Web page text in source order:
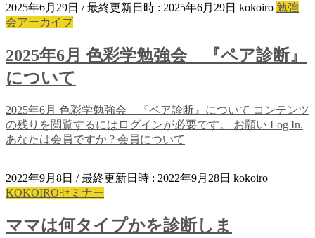
2025年6月29日 / 最終更新日時 : 2025年6月29日 kokoiro 勉強
会アーカイブ
2025年6月 色彩学勉強会 『ペア診断』
について
2025年6月 色彩学勉強会 『ペア診断』について コンテンツ
の残りを閲覧するにはログインが必要です。 お願い Log In.
あなたは会員ですか ? 会員について
2022年9月8日 / 最終更新日時 : 2022年9月28日 kokoiro
KOKOIROセミナー
ママは何タイプかを診断しま